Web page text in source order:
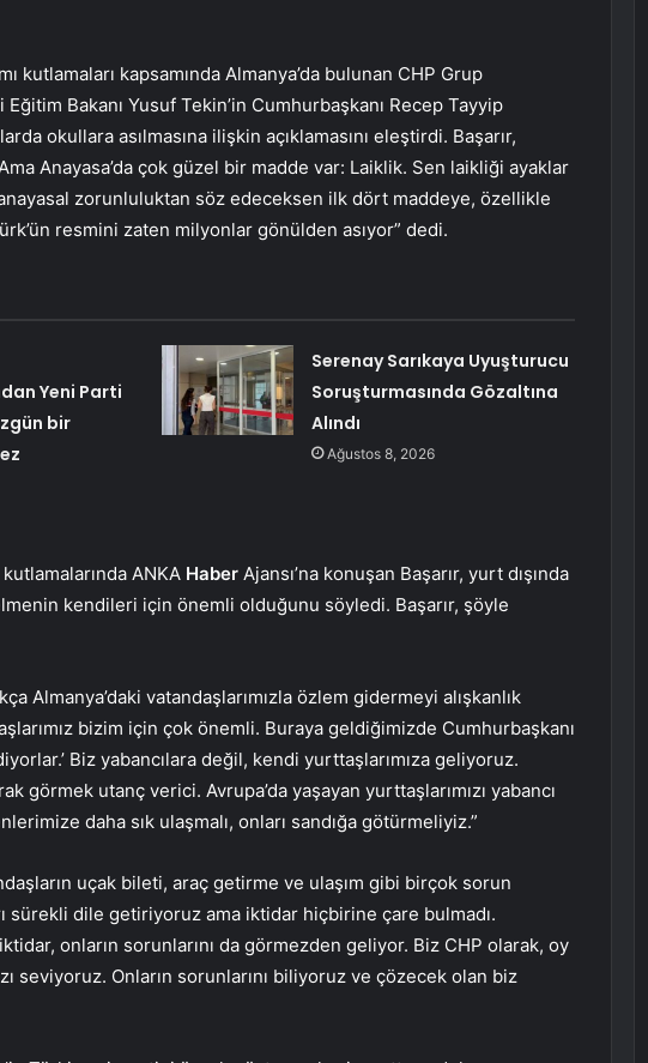
kutlamaları kapsamında Almanya’da bulunan CHP Grup
Bakanı Yusuf Tekin’in Cumhurbaşkanı Recep Tayyip
okullara asılmasına ilişkin açıklamasını eleştirdi. Başarır,
Anayasa’da çok güzel bir madde var: Laiklik. Sen laikliği ayaklar
anayasal zorunluluktan söz edeceksen ilk dört maddeye, özellikle
resmini zaten milyonlar gönülden asıyor” dedi.
Yeni Parti
bir
Serenay Sarıkaya Uyuşturucu
Soruşturmasında Gözaltına
Alındı
Ağustos 8, 2026
ANKA Haber Ajansı’na konuşan Başarır, yurt dışında
kendileri için önemli olduğunu söyledi. Başarır, şöyle
Almanya’daki vatandaşlarımızla özlem gidermeyi alışkanlık
bizim için çok önemli. Buraya geldiğimizde Cumhurbaşkanı
Biz yabancılara değil, kendi yurttaşlarımıza geliyoruz.
görmek utanç verici. Avrupa’da yaşayan yurttaşlarımızı yabancı
daha sık ulaşmalı, onları sandığa götürmeliyiz.”
uçak bileti, araç getirme ve ulaşım gibi birçok sorun
sürekli dile getiriyoruz ama iktidar hiçbirine çare bulmadı.
iktidar, onların sorunlarını da görmezden geliyor. Biz CHP olarak, oy
seviyoruz. Onların sorunlarını biliyoruz ve çözecek olan biz